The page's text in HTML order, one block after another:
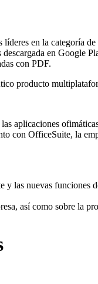
en la categoría
en Google
con PDF.
producto
aplicaciones
con OfficeSuite, la
y las nuevas funciones
así como sobre la